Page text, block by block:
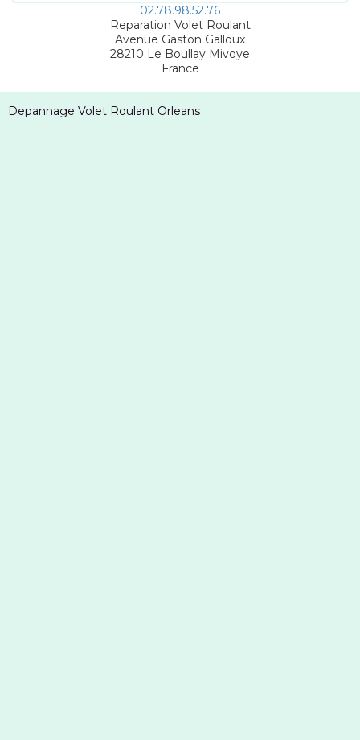
02.78.98.52.76
Reparation Volet Roulant
Avenue Gaston Galloux
28210 Le Boullay Mivoye
France
Depannage Volet Roulant Orleans